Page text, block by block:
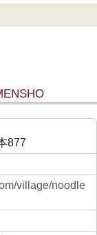
877
village/noodle